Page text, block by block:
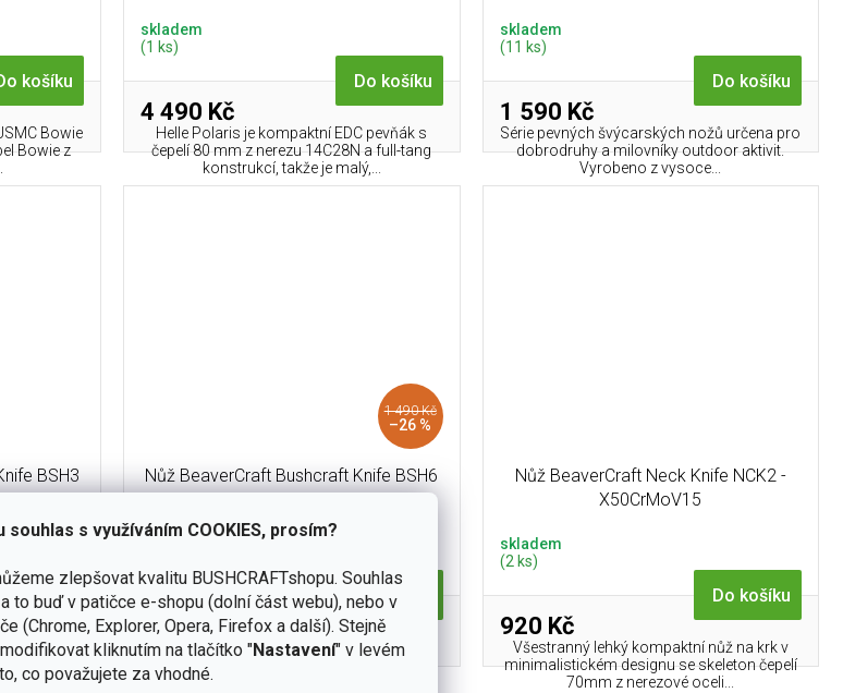
souhlas s využíváním COOKIES, prosím?
zlepšovat kvalitu BUSHCRAFTshopu. Souhlas
to buď v patičce e-shopu (dolní část webu), nebo v
(Chrome, Explorer, Opera, Firefox a další). Stejně
kliknutím na tlačítko "Nastavení" v levém
co považujete za vhodné.
košíku
Bowie
Bowie z
skladem
(1 ks)
4 490 Kč
Do košíku
Helle Polaris je kompaktní EDC pevňák s
čepelí 80 mm z nerezu 14C28N a full-tang
konstrukcí, takže je malý,...
skladem
(11 ks)
1 590 Kč
Do košíku
Série pevných švýcarských nožů určena pro
dobrodruhy a milovníky outdoor aktivit.
Vyrobeno z vysoce...
BSH3
košíku
nůž,
mm z
1 490 Kč
–26 %
Nůž BeaverCraft Bushcraft Knife BSH6
Breeze Carbon Steel - Walnut
1 090 Kč
Do košíku
Spolehlivý bushcraft a outdoorový nůž s
fulltang čepelí o délce 110 mm z uhlíkové
Nůž BeaverCraft Neck Knife NCK2 -
X50CrMoV15
skladem
(2 ks)
920 Kč
Do košíku
Všestranný lehký kompaktní nůž na krk v
minimalistickém designu se skeleton čepelí
70mm z nerezové oceli...